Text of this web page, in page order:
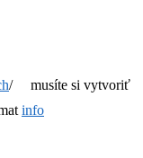
/ musíte si vytvoriť
info